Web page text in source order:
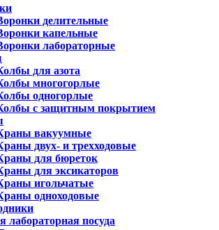
делительные
капельные
лабораторные
для азота
многогорлые
одногорлые
с защитным покрытием
вакуумные
двух- и трехходовые
для бюреток
для эксикаторов
игольчатые
одноходовые
лабораторная посуда